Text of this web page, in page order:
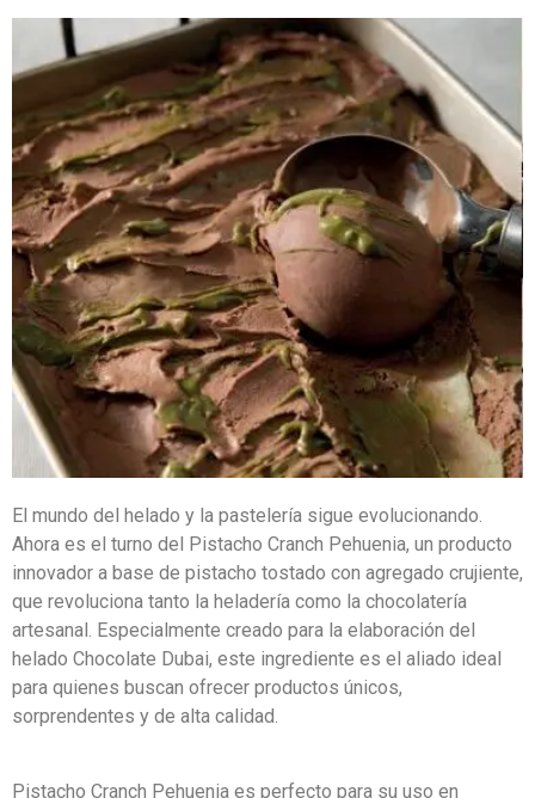
El mundo del helado y la pastelería sigue evolucionando.
Ahora es el turno del Pistacho Cranch Pehuenia, un producto
innovador a base de pistacho tostado con agregado crujiente,
que revoluciona tanto la heladería como la chocolatería
artesanal. Especialmente creado para la elaboración del
helado Chocolate Dubai, este ingrediente es el aliado ideal
para quienes buscan ofrecer productos únicos,
sorprendentes y de alta calidad.
Pistacho Cranch Pehuenia es perfecto para su uso en